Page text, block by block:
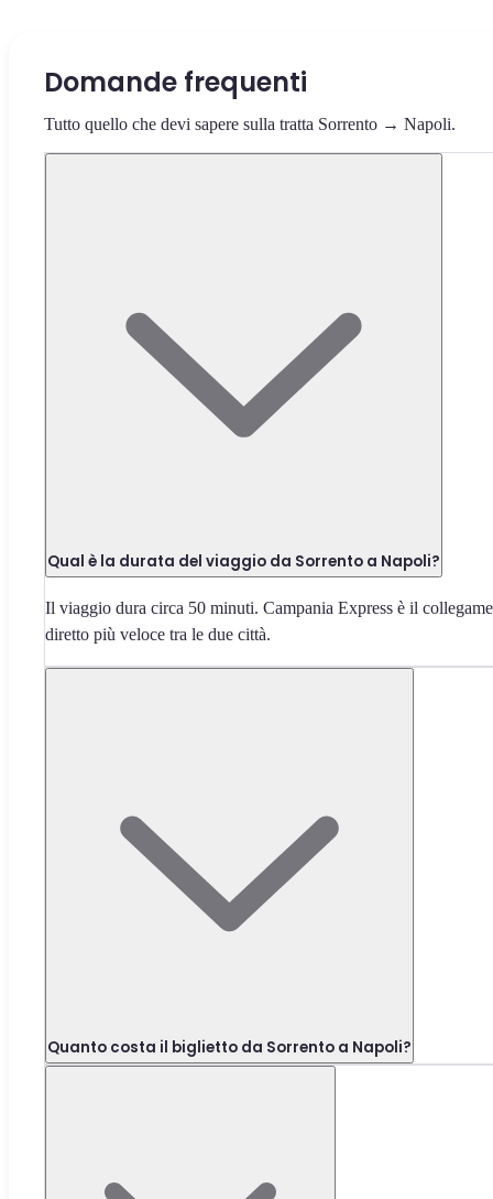
Domande frequenti
Tutto quello che devi sapere sulla tratta Sorrento → Napoli.
Qual è la durata del viaggio da Sorrento a Napoli?
Il viaggio dura circa 50 minuti. Campania Express è il
diretto più veloce tra le due città.
Quanto costa il biglietto da Sorrento a Napoli?